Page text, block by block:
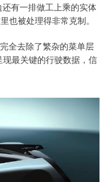
有一排做工上乘的实体
也被处理得非常克制。
全去除了繁杂的菜单层
最关键的行驶数据，信